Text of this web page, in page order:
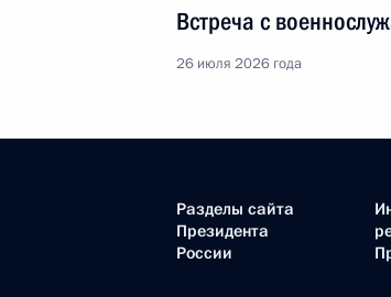
Встреча с
26 июля 2026 года
Разделы сайта
Президента
России